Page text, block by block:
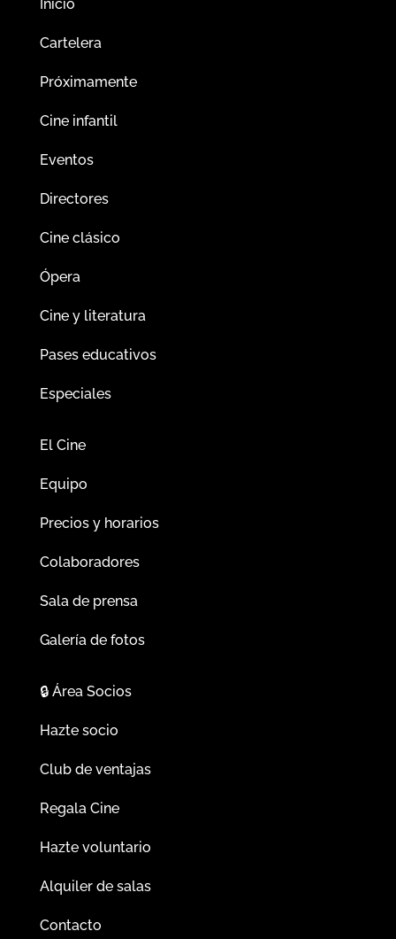
Inicio
Cartelera
Próximamente
Cine infantil
Eventos
Directores
Cine clásico
Ópera
Cine y literatura
Pases educativos
Especiales
El Cine
Equipo
Precios y horarios
Colaboradores
Sala de prensa
Galería de fotos
🔒Área Socios
Hazte socio
Club de ventajas
Regala Cine
Hazte voluntario
Alquiler de salas
Contacto